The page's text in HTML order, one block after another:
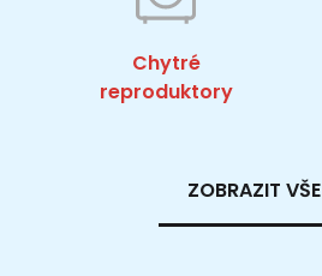
Chytré
reproduktory
ZOBRAZIT VŠE